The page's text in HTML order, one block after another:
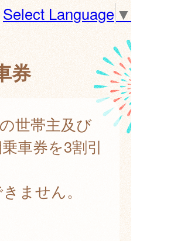
Select Language▼
券
世帯主及び
車券を3割引
ません。